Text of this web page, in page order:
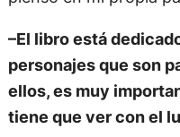
–El libro está
personajes que son
ellos, es muy
tiene que ver con el